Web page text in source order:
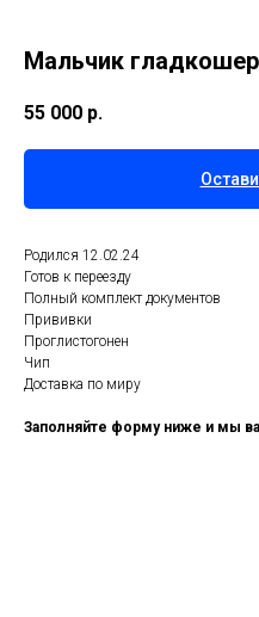
Мальчик
55 000 р.
Родился 12.02.24
Готов к переезду
Полный комплект документов
Прививки
Проглистогонен
Чип
Доставка по миру
Заполняйте форму ниже и мы